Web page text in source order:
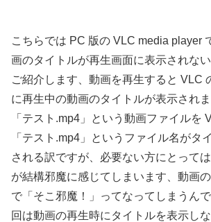
こちらでは PC 版の VLC media player
画のタイトルが再生画面に表示されな
ご紹介します、動画を再生すると VLC
に再生中の動画のタイトルが表示され
「テスト.mp4」という動画ファイルを
「テスト.mp4」というファイル名がタ
される訳ですが、必要ない方にとって
が結構邪魔に感じてしまいます、動画
で「そこ邪魔！」ってなってしまうん
回は動画の再生時にタイトルを表示し